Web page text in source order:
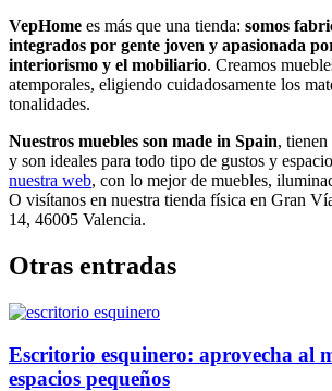
VepHome es más que una tienda: somos
integrados por gente joven y apasionada
interiorismo y el mobiliario. Creamos
atemporales, eligiendo cuidadosamente los
tonalidades.
Nuestros muebles son made in Spain,
y son ideales para todo tipo de gustos y
nuestra web, con lo mejor de muebles,
O visítanos en nuestra tienda física en Gran
14, 46005 Valencia.
Otras entradas
Escritorio esquinero: aprovecha al
espacios pequeños